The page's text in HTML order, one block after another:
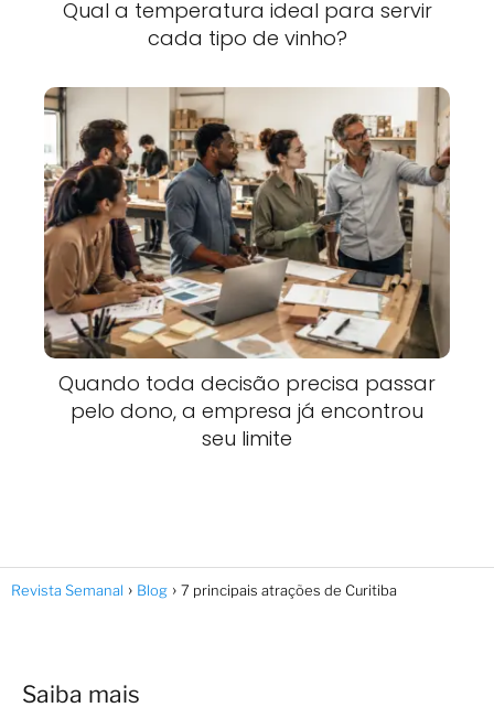
Qual a temperatura ideal para servir
cada tipo de vinho?
Quando toda decisão precisa passar
pelo dono, a empresa já encontrou
seu limite
Revista Semanal Blog 7 principais atrações de Curitiba
Saiba mais